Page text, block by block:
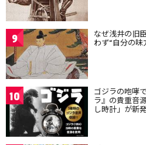
9 なぜ浅井の旧
わず“自分の
10 ゴジラの咆哮
ラ』の貴重音
し時計」が新